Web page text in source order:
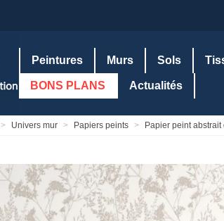
Peintures Murs Sols
BONS PLANS Actualités
> Univers mur > Papiers peints > Papier peint abstrait